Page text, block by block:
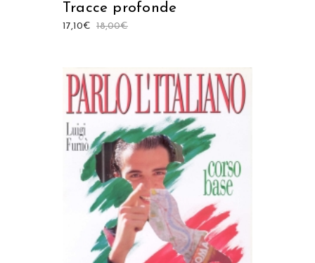
Tracce profonde
18,00€
17,10€
AGGIUNGI AL CARRELLO